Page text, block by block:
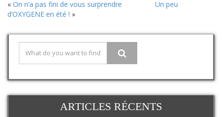
« On n’a pas fini de vous surprendre
Un peu
d’OXYGENE en été ! »
ARTICLES RÉCENTS